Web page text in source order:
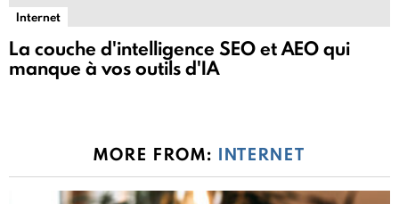
Internet
La couche d'intelligence SEO et AEO qui
manque à vos outils d'IA
MORE FROM: INTERNET